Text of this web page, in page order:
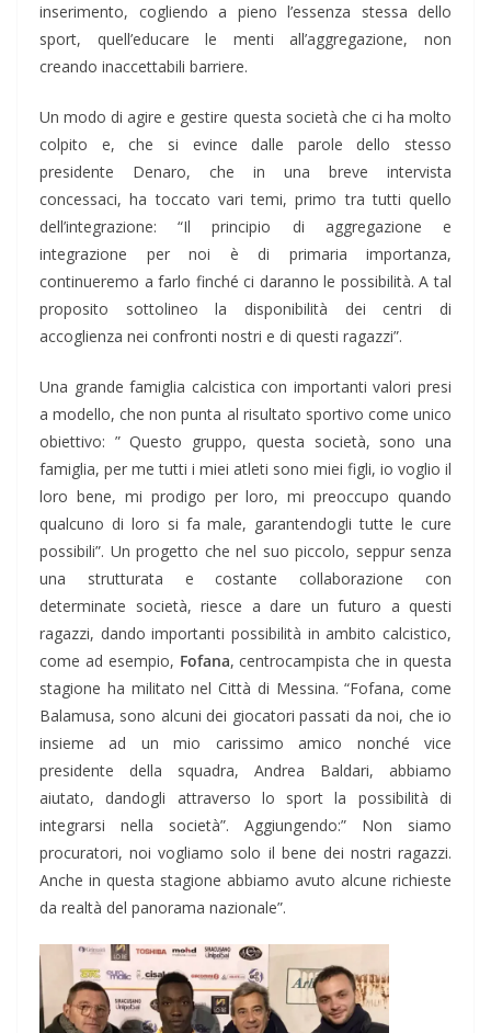
inserimento, cogliendo a pieno l’essenza stessa dello
sport, quell’educare le menti all’aggregazione, non
creando inaccettabili barriere.
Un modo di agire e gestire questa società che ci ha molto
colpito e, che si evince dalle parole dello stesso
presidente Denaro, che in una breve intervista
concessaci, ha toccato vari temi, primo tra tutti quello
dell’integrazione: “Il principio di aggregazione e
integrazione per noi è di primaria importanza,
continueremo a farlo finché ci daranno le possibilità. A tal
proposito sottolineo la disponibilità dei centri di
accoglienza nei confronti nostri e di questi ragazzi”.
Una grande famiglia calcistica con importanti valori presi
a modello, che non punta al risultato sportivo come unico
obiettivo: ” Questo gruppo, questa società, sono una
famiglia, per me tutti i miei atleti sono miei figli, io voglio il
loro bene, mi prodigo per loro, mi preoccupo quando
qualcuno di loro si fa male, garantendogli tutte le cure
possibili”. Un progetto che nel suo piccolo, seppur senza
una strutturata e costante collaborazione con
determinate società, riesce a dare un futuro a questi
ragazzi, dando importanti possibilità in ambito calcistico,
come ad esempio, Fofana, centrocampista che in questa
stagione ha militato nel Città di Messina. “Fofana, come
Balamusa, sono alcuni dei giocatori passati da noi, che io
insieme ad un mio carissimo amico nonché vice
presidente della squadra, Andrea Baldari, abbiamo
aiutato, dandogli attraverso lo sport la possibilità di
integrarsi nella società”. Aggiungendo:” Non siamo
procuratori, noi vogliamo solo il bene dei nostri ragazzi.
Anche in questa stagione abbiamo avuto alcune richieste
da realtà del panorama nazionale”.